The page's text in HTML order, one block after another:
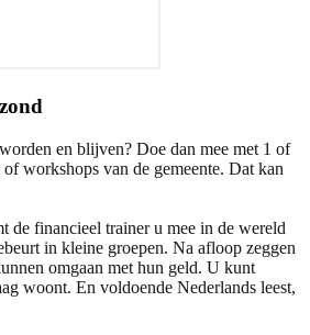
en blijven? Doe dan mee met 1 of
workshops van de gemeente. Dat kan
de financieel trainer u mee in de wereld
in kleine groepen. Na afloop zeggen
omgaan met hun geld. U kunt
woont. En voldoende Nederlands leest,